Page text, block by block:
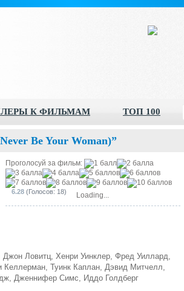
К ФИЛЬМАМ ТОП 100
Be Your Woman)”
Проголосуй за фильм:
6.28 (Голосов: 18) Loading...
Ловитц, Хенри Уинклер, Фред Уиллард,
Туинк Каплан, Дэвид Митчелл,
Дженнифер Симс, Иддо Голдберг